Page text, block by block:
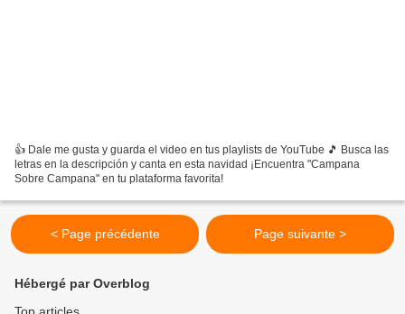
👍 Dale me gusta y guarda el video en tus playlists de YouTube 🎵 Busca las
letras en la descripción y canta en esta navidad ¡Encuentra "Campana
Sobre Campana" en tu plataforma favorita!
< Page précédente Page suivante >
Hébergé par Overblog